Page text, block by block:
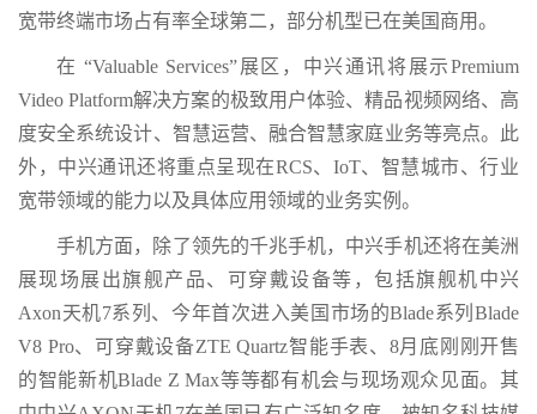
宽带终端市场占有率全球第二，部分机型已在美国商用。
在 “Valuable Services”展区，中兴通讯将展示Premium
Video Platform解决方案的极致用户体验、精品视频网络、高
度安全系统设计、智慧运营、融合智慧家庭业务等亮点。此
外，中兴通讯还将重点呈现在RCS、IoT、智慧城市、行业
宽带领域的能力以及具体应用领域的业务实例。
手机方面，除了领先的千兆手机，中兴手机还将在美洲
展现场展出旗舰产品、可穿戴设备等，包括旗舰机中兴
Axon天机7系列、今年首次进入美国市场的Blade系列Blade
V8 Pro、可穿戴设备ZTE Quartz智能手表、8月底刚刚开售
的智能新机Blade Z Max等等都有机会与现场观众见面。其